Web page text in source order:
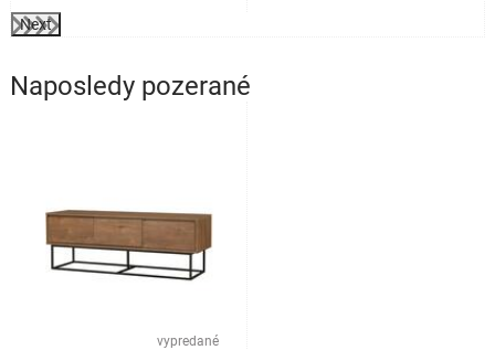
Next
Naposledy pozerané
vypredané